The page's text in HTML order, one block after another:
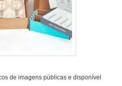
de imagens públicas e disponível